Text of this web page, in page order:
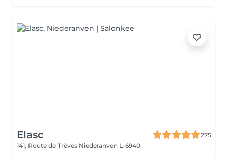
Elasc
275
141, Route de Trèves Niederanven L-6940